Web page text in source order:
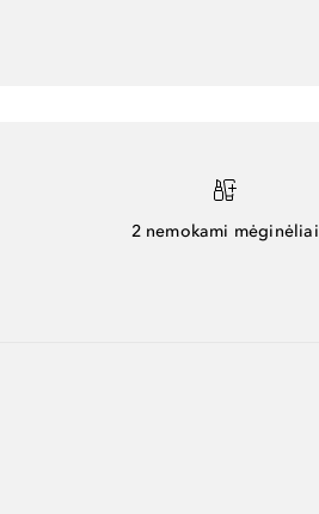
2 nemokami mėginėliai